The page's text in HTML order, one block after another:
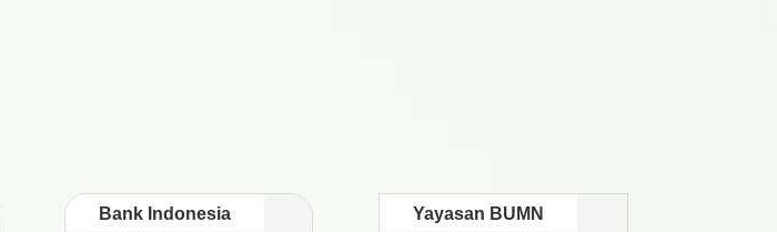
Bank Indonesia Yayasan BUMN